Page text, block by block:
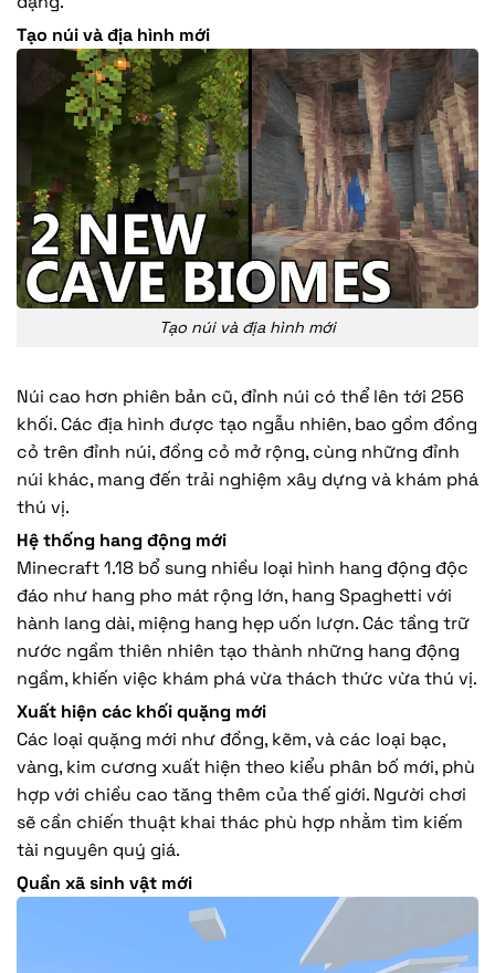
Tạo núi và địa hình mới
Tạo núi và địa hình mới
Núi cao hơn phiên bản cũ, đỉnh núi có thể lên tới 256
khối. Các địa hình được tạo ngẫu nhiên, bao gồm đồng
cỏ trên đỉnh núi, đồng cỏ mở rộng, cùng những đỉnh
núi khác, mang đến trải nghiệm xây dựng và khám phá
thú vị.
Hệ thống hang động mới
Minecraft 1.18 bổ sung nhiều loại hình hang động độc
đáo như hang pho mát rộng lớn, hang Spaghetti với
hành lang dài, miệng hang hẹp uốn lượn. Các tầng trữ
nước ngầm thiên nhiên tạo thành những hang động
ngầm, khiến việc khám phá vừa thách thức vừa thú vị.
Xuất hiện các khối quặng mới
Các loại quặng mới như đồng, kẽm, và các loại bạc,
vàng, kim cương xuất hiện theo kiểu phân bố mới, phù
hợp với chiều cao tăng thêm của thế giới. Người chơi
sẽ cần chiến thuật khai thác phù hợp nhằm tìm kiếm
tài nguyên quý giá.
Quần xã sinh vật mới